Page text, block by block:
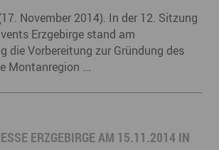
November 2014). In der 12. Sitzung
Erzgebirge stand am
die Vorbereitung zur Gründung des
Montanregion ...
ERZGEBIRGE AM 15.11.2014 IN